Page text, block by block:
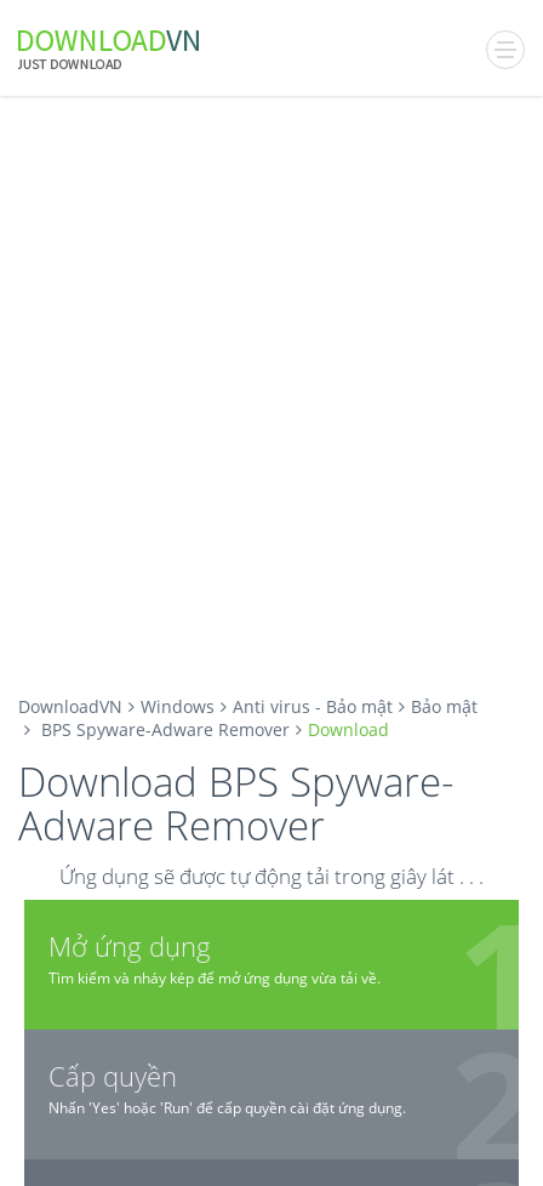
DownloadVN Windows Anti virus - Bảo mật
Bảo mật
BPS Spyware-Adware Remover
Download
Download BPS Spyware-
Adware Remover
Ứng dụng sẽ được tự động tải trong giây lát . . .
Mở ứng dụng
Tìm kiếm và nháy kép để mở ứng dụng vừa tải về.
Cấp quyền
Nhấn 'Yes' hoặc 'Run' để cấp quyền cài đặt ứng dụng.